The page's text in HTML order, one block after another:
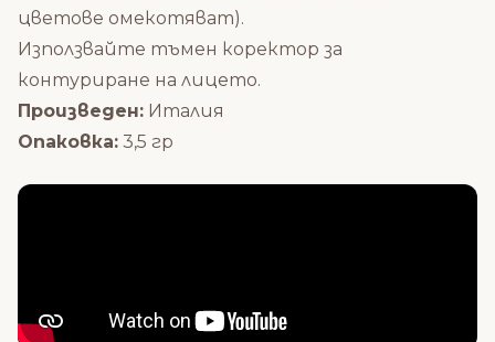
цветове омекотяват).
Използвайте тъмен коректор за
контуриране на лицето.
Произведен: Италия
Опаковка: 3,5 гр